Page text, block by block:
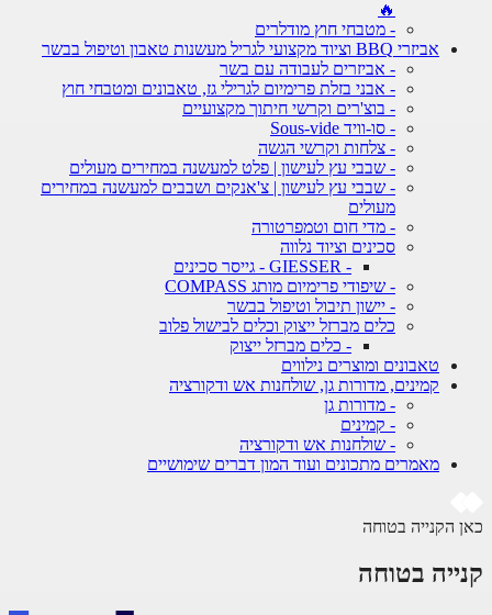
- מטבחי חוץ מודלרים
אביזרי BBQ וציוד מקצועי לגריל מעשנות טאבון וטיפול בבשר
- אביזרים לעבודה עם בשר
- אבני בזלת פרימיום לגרילי גז, טאבונים ומטבחי חוץ
- בוצ'רים וקרשי חיתוך מקצועיים
- סו-וויד Sous-vide
- צלחות וקרשי הגשה
- שבבי עץ לעישון | פלט למעשנה במחירים מעולים
- שבבי עץ לעישון | צ'אנקים ושבבים למעשנה במחירים
מעולים
- מדי חום וטמפרטורה
סכינים וציוד נלווה
- שיפודי פרימיום מותג COMPASS
- יישון תיבול וטיפול בבשר
כלים מברזל ייצוק וכלים לבישול פלוב
- כלים מברזל ייצוק
טאבונים ומוצרים נילווים
קמינים, מדורות גן, שולחנות אש ודקורציה
- מדורות גן
- קמינים
- שולחנות אש ודקורציה
מאמרים מתכונים ועוד המון דברים שימושיים
הקנייה בטוחה
בטוחה